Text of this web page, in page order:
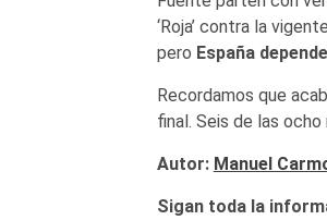
‘Roja’ contra la
pero España
Recordamos que
final. Seis de las
Autor: Manuel
Sigan toda la